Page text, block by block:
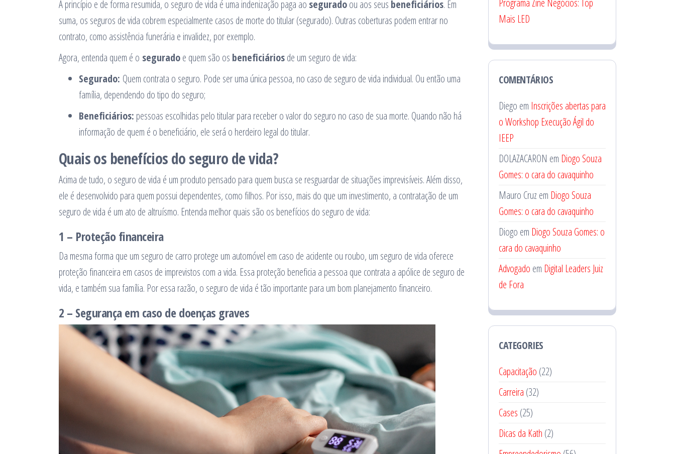
A princípio e de forma resumida, o seguro de vida é uma indenização paga ao seguradoou aos seus beneficiários. Em
suma, os seguros de vida cobrem especialmente casos de morte do titular (segurado). Outras coberturas podem entrar no
contrato, como assistência funerária e invalidez, por exemplo.
Agora, entenda quem é o seguradoe quem são os beneficiáriosde um seguro de vida:
Segurado: Quem contrata o seguro. Pode ser uma única pessoa, no caso de seguro de vida individual. Ou então uma
família, dependendo do tipo do seguro;
Beneficiários: pessoas escolhidas pelo titular para receber o valor do seguro no caso de sua morte. Quando não há
informação de quem é o beneficiário, ele será o herdeiro legal do titular.
Quais os benefícios do seguro de vida?
Acima de tudo, o seguro de vida é um produto pensado para quem busca se resguardar de situações imprevisíveis. Além disso,
ele é desenvolvido para quem possui dependentes, como filhos. Por isso, mais do que um investimento, a contratação de um
seguro de vida é um ato de altruísmo. Entenda melhor quais são os benefícios do seguro de vida:
1 – Proteção financeira
Da mesma forma que um seguro de carro protege um automóvel em caso de acidente ou roubo, um seguro de vida oferece
proteção financeira em casos de imprevistos com a vida. Essa proteção beneficia a pessoa que contrata a apólice de seguro de
vida, e também sua família. Por essa razão, o seguro de vida é tão importante para um bom planejamento financeiro.
2 – Segurança em caso de doenças graves
Programa Zine Negócios: Top
Mais LED
COMENTÁRIOS
Diego em Inscrições abertas para
o Workshop Execução Ágil do
IEEP
DOLAZACARON em Diogo Souza
Gomes: o cara do cavaquinho
Mauro Cruz em Diogo Souza
Gomes: o cara do cavaquinho
Diogo em Diogo Souza Gomes: o
cara do cavaquinho
Advogado em Digital Leaders Juiz
de Fora
CATEGORIES
Capacitação (22)
Carreira (32)
Cases (25)
Dicas da Kath (2)